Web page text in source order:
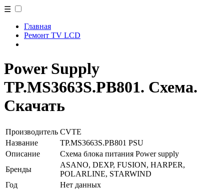
☰
Главная
Ремонт TV LCD
Power Supply
TP.MS3663S.PB801. Схема.
Скачать
Производитель CVTE
Название
TP.MS3663S.PB801 PSU
Описание
Схема блока питания Power supply
Бренды
ASANO, DEXP, FUSION, HARPER,
POLARLINE, STARWIND
Год
Нет данных